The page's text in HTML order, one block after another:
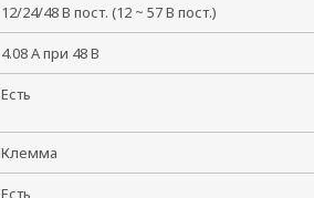
12/24/48 В пост. (12 ~ 57 В пост.)
4.08 А при 48 В
Есть
Клемма
Есть